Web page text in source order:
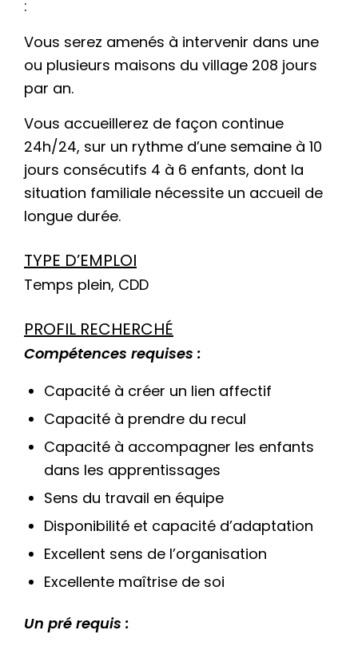
:
Vous serez amenés à intervenir dans une
ou plusieurs maisons du village 208 jours
par an.
Vous accueillerez de façon continue
24h/24, sur un rythme d’une semaine à 10
jours consécutifs 4 à 6 enfants, dont la
situation familiale nécessite un accueil de
longue durée.
TYPE D’EMPLOI
Temps plein, CDD
PROFIL RECHERCHÉ
Compétences requises :
Capacité à créer un lien affectif
Capacité à prendre du recul
Capacité à accompagner les enfants
dans les apprentissages
Sens du travail en équipe
Disponibilité et capacité d’adaptation
Excellent sens de l’organisation
Excellente maîtrise de soi
Un pré requis :